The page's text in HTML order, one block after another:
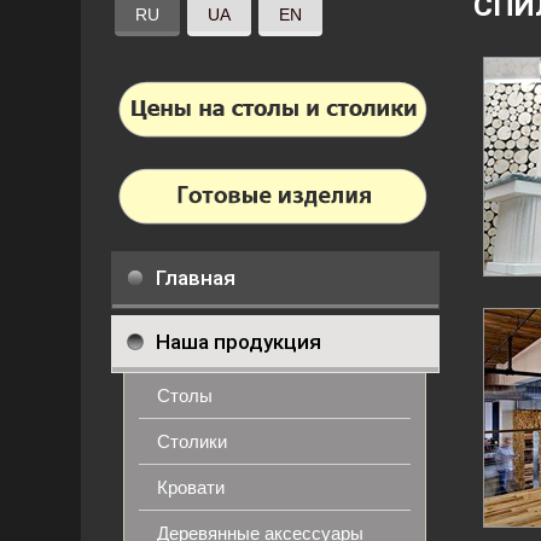
RU UA EN
Главная
Наша продукция
Столы
Столики
Кровати
Деревянные аксессуары